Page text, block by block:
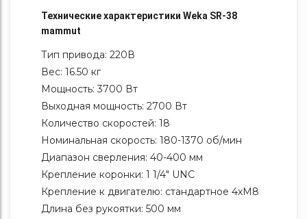
Технические характеристики Weka SR-38
mammut
Тип привода: 220В
Вес: 16.50 кг
Мощность: 3700 Вт
Выходная мощность: 2700 Вт
Количество скоростей: 18
Номинальная скорость: 180-1370 об/мин
Диапазон сверления: 40-400 мм
Крепление коронки: 1 1/4" UNC
Крепление к двигателю: стандартное 4хМ8
Длина без рукоятки: 500 мм